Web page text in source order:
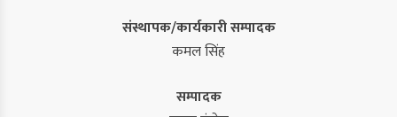
संस्थापक/कार्यकारी सम्पादक
कमल सिंह
सम्पादक